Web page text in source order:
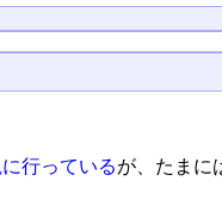
行っているが、たまに